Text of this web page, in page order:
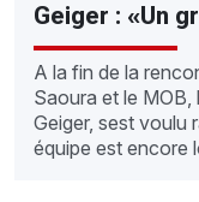
Geiger : «Un
A la fin de la
Saoura et le MOB,
Geiger, sest
équipe est encore